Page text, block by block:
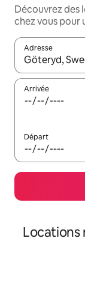
Découvrez des
chez vous pour
Adresse
Lorsque les
Arrivée
Départ
Locations